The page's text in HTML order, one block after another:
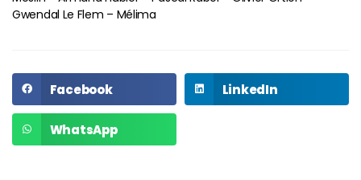
Gwendal Le Flem – Mélima
Facebook LinkedIn
WhatsApp